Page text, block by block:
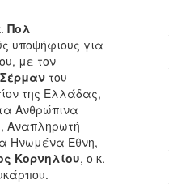
Πολ
υποψήφιους για
με τον
του
της Ελλάδας,
Ανθρώπινα
, Αναπληρωτή
Ηνωμένα Έθνη,
Κορνηλίου, ο κ.